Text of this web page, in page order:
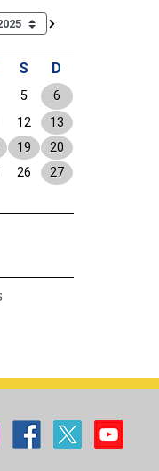
Doce Legislatura
S D
5
6
12
13
19
20
26
27